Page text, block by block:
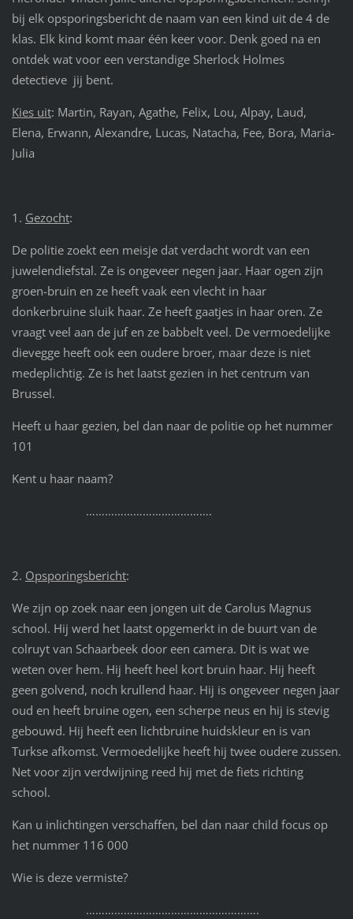
bij elk opsporingsbericht de naam van een kind uit de 4 de
klas. Elk kind komt maar één keer voor. Denk goed na en
ontdek wat voor een verstandige Sherlock Holmes
detectieve jij bent.
Kies uit: Martin, Rayan, Agathe, Felix, Lou, Alpay, Laud,
Elena, Erwann, Alexandre, Lucas, Natacha, Fee, Bora, Maria-
Julia
1. Gezocht:
De politie zoekt een meisje dat verdacht wordt van een
juwelendiefstal. Ze is ongeveer negen jaar. Haar ogen zijn
groen-bruin en ze heeft vaak een vlecht in haar
donkerbruine sluik haar. Ze heeft gaatjes in haar oren. Ze
vraagt veel aan de juf en ze babbelt veel. De vermoedelijke
dievegge heeft ook een oudere broer, maar deze is niet
medeplichtig. Ze is het laatst gezien in het centrum van
Brussel.
Heeft u haar gezien, bel dan naar de politie op het nummer
101
Kent u haar naam?
………………………………….
2. Opsporingsbericht:
We zijn op zoek naar een jongen uit de Carolus Magnus
school. Hij werd het laatst opgemerkt in de buurt van de
colruyt van Schaarbeek door een camera. Dit is wat we
weten over hem. Hij heeft heel kort bruin haar. Hij heeft
geen golvend, noch krullend haar. Hij is ongeveer negen jaar
oud en heeft bruine ogen, een scherpe neus en hij is stevig
gebouwd. Hij heeft een lichtbruine huidskleur en is van
Turkse afkomst. Vermoedelijke heeft hij twee oudere zussen.
Net voor zijn verdwijning reed hij met de fiets richting
school.
Kan u inlichtingen verschaffen, bel dan naar child focus op
het nummer 116 000
Wie is deze vermiste?
……………………………………………….